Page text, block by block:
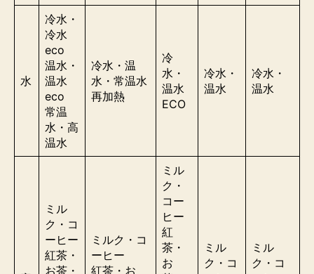
水
冷水・
冷水
eco
温水・
温水
eco
常温
水 ・ 高
温水
冷水・温
水・ 常温水
再加熱
冷
水・
温水
ECO
冷水・
温水
冷水・
温水
ミル
ク・コ
ーヒー
紅茶・
お茶・
ミルク・コ
ーヒー
紅茶・お
ミル
ク・
コー
ヒー
紅
茶・
お
ミル
ク・コ
ミル
ク・コ